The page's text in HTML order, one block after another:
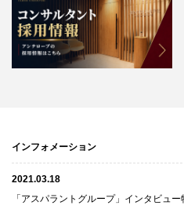
インフォメーション
2021.03.18
「アスパラントグループ」インタビュ